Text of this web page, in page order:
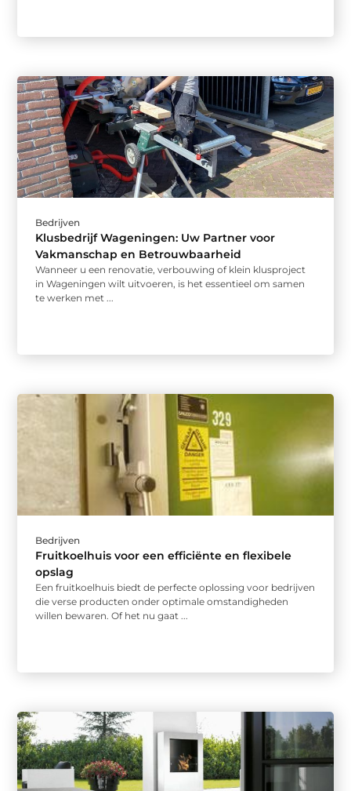
Bedrijven
Klusbedrijf Wageningen: Uw Partner voor
Vakmanschap en Betrouwbaarheid
Wanneer u een renovatie, verbouwing of klein klusproject
in Wageningen wilt uitvoeren, is het essentieel om samen
te werken met ...
Bedrijven
Fruitkoelhuis voor een efficiënte en flexibele
opslag
Een fruitkoelhuis biedt de perfecte oplossing voor bedrijven
die verse producten onder optimale omstandigheden
willen bewaren. Of het nu gaat ...